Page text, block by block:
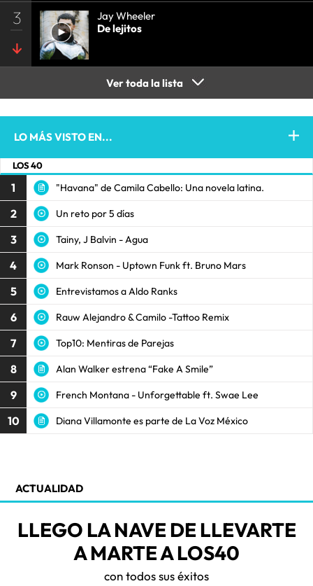
3
Jay Wheeler
De lejitos
Ver toda la lista
LO MÁS VISTO EN...
LOS 40
1 "Havana" de Camila Cabello: Una novela latina.
2 Un reto por 5 días
3 Tainy, J Balvin - Agua
4 Mark Ronson - Uptown Funk ft. Bruno Mars
5 Entrevistamos a Aldo Ranks
6 Rauw Alejandro & Camilo -Tattoo Remix
7 Top10: Mentiras de Parejas
8 Alan Walker estrena “Fake A Smile”
9 French Montana - Unforgettable ft. Swae Lee
10 Diana Villamonte es parte de La Voz México
ACTUALIDAD
LLEGO LA NAVE DE LLEVARTE
A MARTE A LOS40
con todos sus éxitos